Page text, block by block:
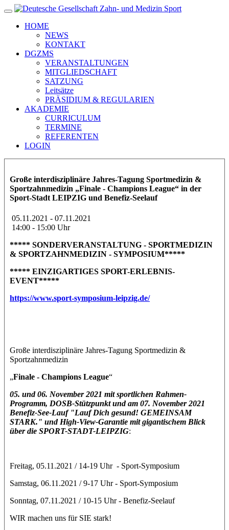
HOME
NEWS
KONTAKT
DGZMS
VERANSTALTUNGEN
MITGLIEDSCHAFT
SATZUNG
Leitsätze
PRÄSIDIUM & REGULARIEN
AKADEMIE
CURRICULUM
TERMINE
REFERENTEN
LOGIN
Große interdisziplinäre Jahres-Tagung Sportmedizin &
Sportzahnmedizin „Finale - Champions League“ in der
Sport-Stadt LEIPZIG und Benefiz-Seelauf
05.11.2021 - 07.11.2021
14:00 - 15:00 Uhr
***** SONDERVERANSTALTUNG - SPORTMEDIZIN
& SPORTZAHNMEDIZIN - SYMPOSIUM*****
***** EINZIGARTIGES SPORT-ERLEBNIS-
EVENT*****
https://www.sport-symposium-leipzig.de/
Große interdisziplinäre Jahres-Tagung Sportmedizin &
Sportzahnmedizin
„Finale - Champions League“
05. und 06. November 2021 mit sportlichen Rahmen-
Programm, DOSB-Stützpunkt und am 07. November 2021
Benefiz-See-Lauf "Lauf Dich gesund! GEMEINSAM
STARK." und High-View-Garantie mit gigantischem Blick
über die SPORT-STADT-LEIPZIG:
Freitag, 05.11.2021 / 14-19 Uhr - Sport-Symposium
Samstag, 06.11.2021 / 9-17 Uhr - Sport-Symposium
Sonntag, 07.11.2021 / 10-15 Uhr - Benefiz-Seelauf
WIR machen uns für SIE stark!